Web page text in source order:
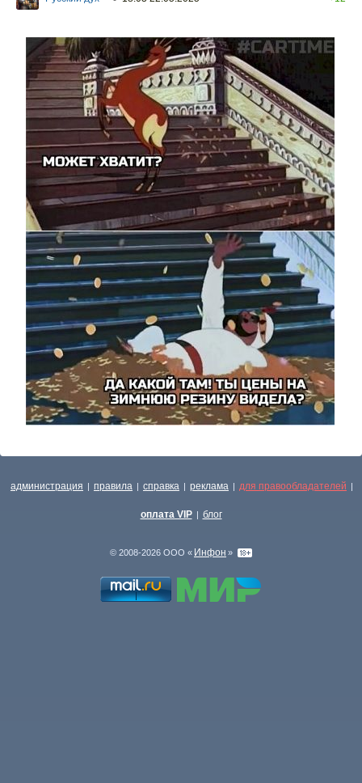
администрация | правила | справка | реклама | для правообладателей |
оплата VIP | блог
© 2008-2026 ООО « Инфон »